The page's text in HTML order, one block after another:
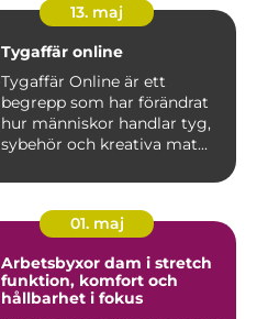
13. maj
Tygaffär online
Tygaffär Online är ett
begrepp som har förändrat
hur människor handlar tyg,
sybehör och kreativa mat...
01. maj
Arbetsbyxor dam i stretch
funktion, komfort och
hållbarhet i fokus